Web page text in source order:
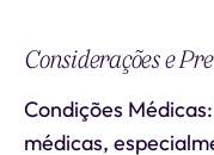
Considerações e
Condições
médicas,